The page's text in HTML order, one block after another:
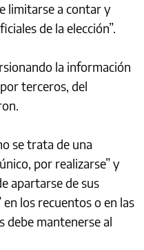
limitarse a contar y
de la elección”.
la información
terceros, del
se trata de una
por realizarse” y
apartarse de sus
en los recuentos o en las
debe mantenerse al